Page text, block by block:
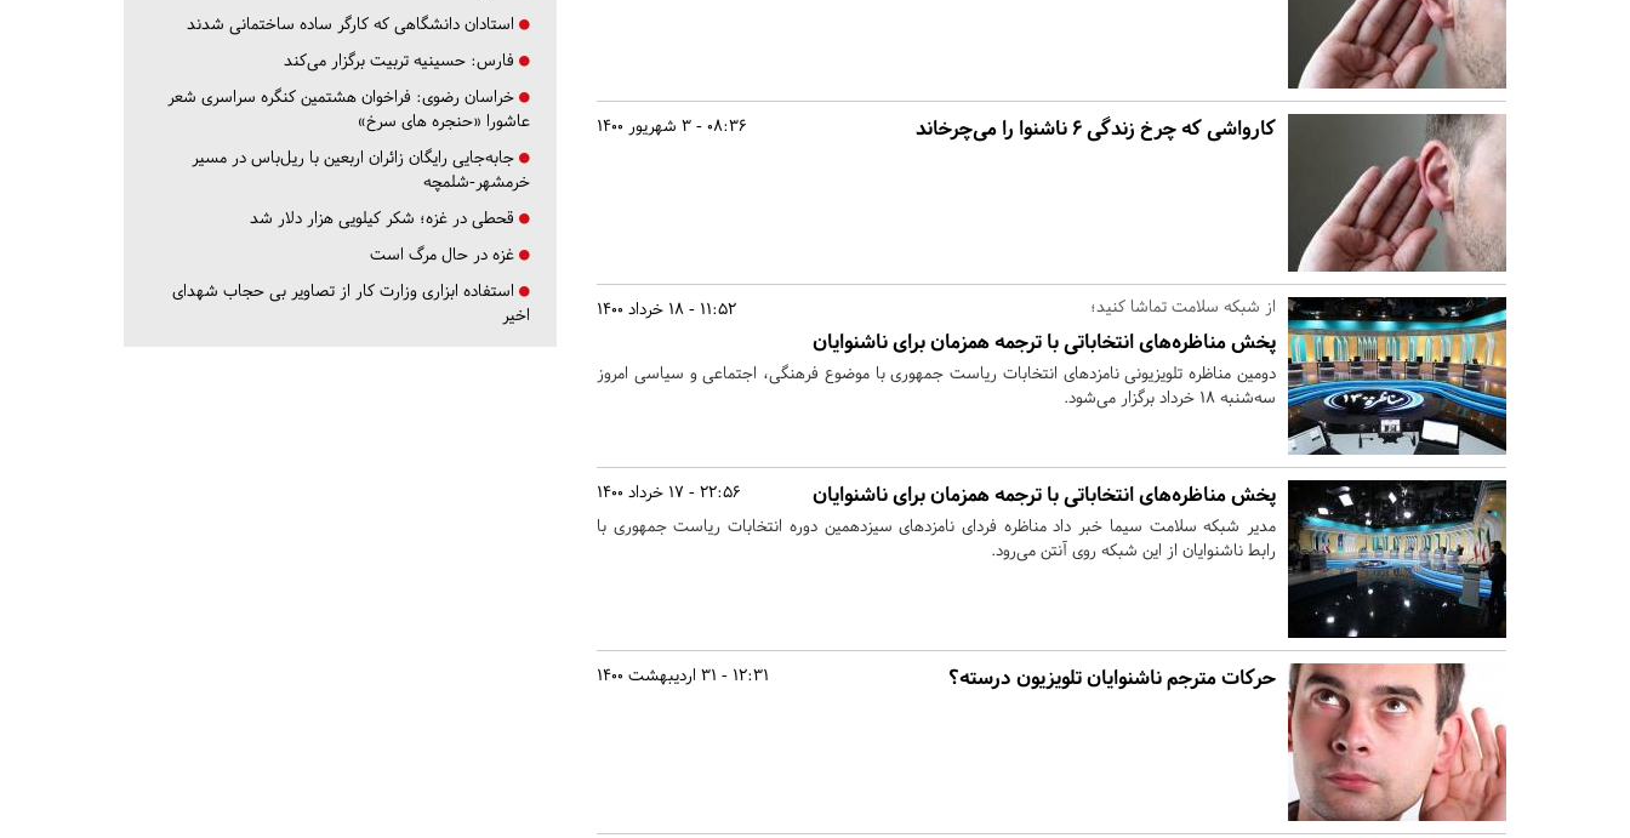
08:36 - 3 شهریور 1400 کارواشی که چرخ زندگی ۶ ناشنوا را می‌چرخاند
11:52 - 18 خرداد 1400 از شبکه سلامت تماشا کنید؛
پخش مناظره‌های انتخاباتی با ترجمه همزمان برای ناشنوایان
دومین مناظره تلویزیونی نامزد‌های انتخابات ریاست جمهوری با موضوع فرهنگی، اجتماعی و سیاسی امروز
سه‌شنبه ۱۸ خرداد برگزار می‌شود.
22:56 - 17 خرداد 1400 پخش مناظره‌های انتخاباتی با ترجمه همزمان برای ناشنوایان
مدیر شبکه سلامت سیما خبر داد مناظره فردای نامزدهای سیزدهمین دوره انتخابات ریاست جمهوری با
رابط ناشنوایان از این شبکه روی آنتن می‌رود.
12:31 - 31 اردیبهشت 1400 حرکات مترجم ناشنوایان تلویزیون درسته؟
استادان دانشگاهی که کارگر ساده ساختمانی شدند
فارس: حسینیه تربیت برگزار می‌کند
خراسان رضوی: فراخوان هشتمین کنگره سراسری شعر
عاشورا «حنجره های سرخ»
جابه‌جایی رایگان زائران اربعین با ریل‌باس در مسیر
خرمشهر-شلمچه
قحطی در غزه؛ شکر کیلویی هزار دلار شد
غزه در حال مرگ است
استفاده ابزاری وزارت کار از تصاویر بی حجاب شهدای
اخیر